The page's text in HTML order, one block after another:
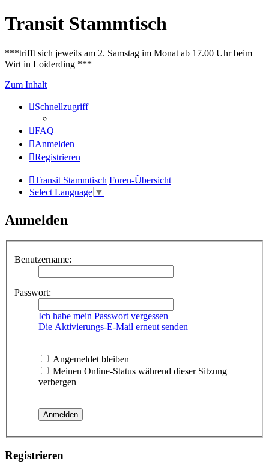
Transit Stammtisch
***trifft sich jeweils am 2. Samstag im Monat ab 17.00 Uhr beim
Wirt in Loiderding ***
Zum Inhalt
Schnellzugriff
FAQ
Anmelden
Registrieren
Transit Stammtisch Foren-Übersicht
Select Language ▼
Anmelden
Benutzername:
Passwort:
Ich habe mein Passwort vergessen
Die Aktivierungs-E-Mail erneut senden
Angemeldet bleiben
Meinen Online-Status während dieser Sitzung
verbergen
Registrieren